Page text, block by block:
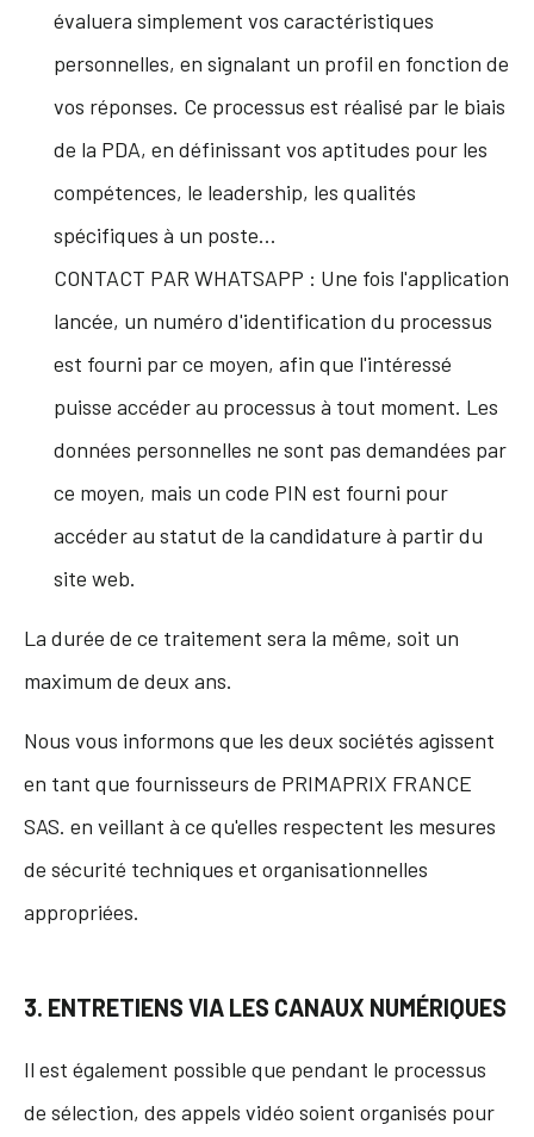
évaluera simplement vos caractéristiques
personnelles, en signalant un profil en fonction de
vos réponses. Ce processus est réalisé par le biais
de la PDA, en définissant vos aptitudes pour les
compétences, le leadership, les qualités
spécifiques à un poste...
CONTACT PAR WHATSAPP : Une fois l'application
lancée, un numéro d'identification du processus
est fourni par ce moyen, afin que l'intéressé
puisse accéder au processus à tout moment. Les
données personnelles ne sont pas demandées par
ce moyen, mais un code PIN est fourni pour
accéder au statut de la candidature à partir du
site web.
La durée de ce traitement sera la même, soit un
maximum de deux ans.
Nous vous informons que les deux sociétés agissent
en tant que fournisseurs de PRIMAPRIX FRANCE
SAS. en veillant à ce qu'elles respectent les mesures
de sécurité techniques et organisationnelles
appropriées.
3. ENTRETIENS VIA LES CANAUX NUMÉRIQUES
Il est également possible que pendant le processus
de sélection, des appels vidéo soient organisés pour